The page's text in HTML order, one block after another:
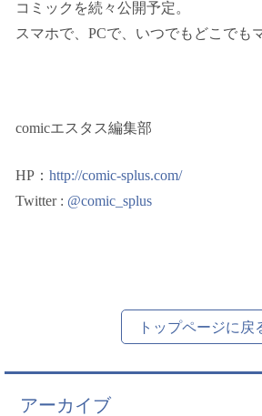
コミックを続々公開予定。
スマホで、PCで、いつでもどこでも
comicエスタス編集部
HP： http://comic-splus.com/
Twitter : @comic_splus
トップページに戻
アーカイブ